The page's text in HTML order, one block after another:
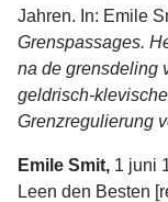
Jahren. In: Emile
Grenspassages.
na de grensdeling
geldrisch-
Grenzregulierung
Emile Smit, 1 juni
Leen den Besten